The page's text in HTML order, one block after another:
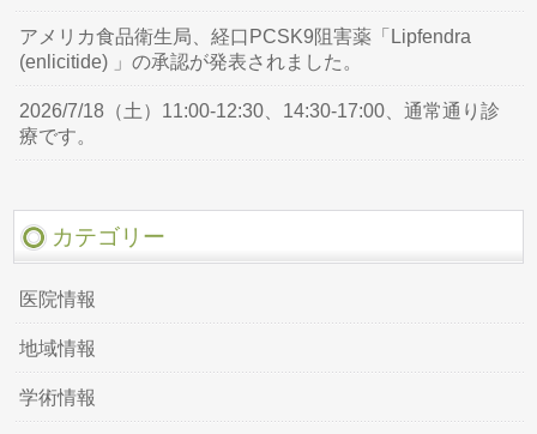
アメリカ食品衛生局、経口PCSK9阻害薬「Lipfendra
(enlicitide) 」の承認が発表されました。
2026/7/18（土）11:00-12:30、14:30-17:00、通常通り診
療です。
カテゴリー
医院情報
地域情報
学術情報